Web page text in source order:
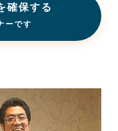
確保する
ーです